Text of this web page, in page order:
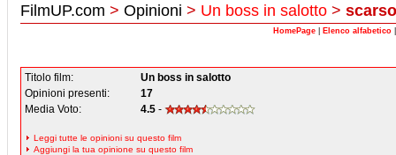
FilmUP.com > Opinioni > Un boss in salotto > scarso
HomePage Elenco alfabetico
Titolo film:
Un boss in salotto
Opinioni presenti:
17
Media Voto:
4.5 -
Leggi tutte le opinioni su questo film
Aggiungi la tua opinione su questo film